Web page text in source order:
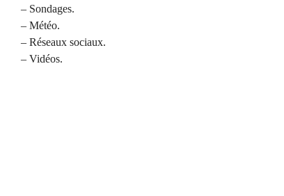
– Sondages.
– Météo.
– Réseaux sociaux.
– Vidéos.